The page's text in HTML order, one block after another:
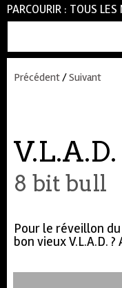
PARCOURIR : TOUS LES
Précédent/Suivant
V.L.A.D.
8 bit bull
Pour le réveillon
bon vieux V.L.A.D.